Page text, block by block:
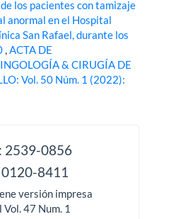
los pacientes con tamizaje
anormal en el Hospital
San Rafael, durante los
,ACTA DE
& CIRUGÍA DE
Vol. 50 Núm. 1 (2022):
2539-0856
0120-8411
versión impresa
Vol. 47 Num. 1